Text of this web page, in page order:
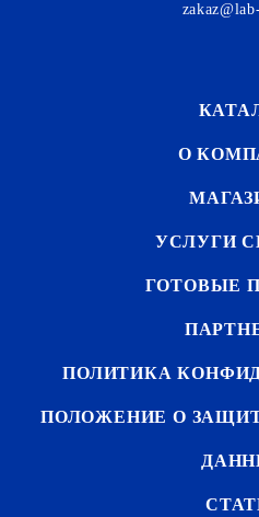
О
УСЛУГИ
ГОТОВЫЕ
ПОЛИТИКА
ПОЛОЖЕНИЕ О